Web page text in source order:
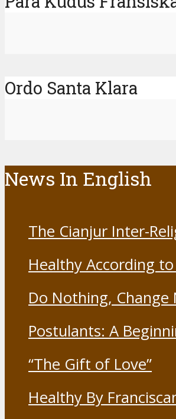
Ordo Santa Klara
News In English
The Cianjur Inter-
19 Vaccine
Healthy According
Do Nothing, Change
Postulants: A
“The Gift of Love”
Healthy By